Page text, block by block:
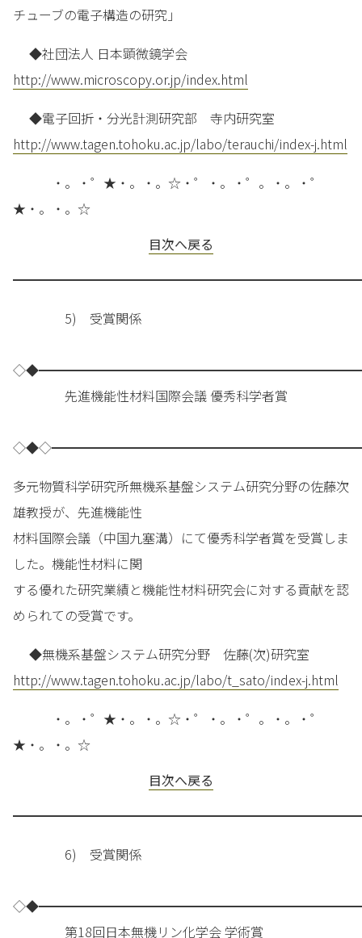
チューブの電子構造の研究」
◆社団法人 日本顕微鏡学会
http://www.microscopy.or.jp/index.html
◆電子回折・分光計測研究部 寺内研究室
http://www.tagen.tohoku.ac.jp/labo/terauchi/index-j.html
・。・゜★・。・。☆・゜・。・゜。・。・゜
★・。・。☆
目次へ戻る
5) 受賞関係
先進機能性材料国際会議 優秀科学者賞
多元物質科学研究所無機系基盤システム研究分野の佐藤次
雄教授が、先進機能性
材料国際会議（中国九塞溝）にて優秀科学者賞を受賞しま
した。機能性材料に関
する優れた研究業績と機能性材料研究会に対する貢献を認
められての受賞です。
◆無機系基盤システム研究分野 佐藤(次)研究室
http://www.tagen.tohoku.ac.jp/labo/t_sato/index-j.html
・。・゜★・。・。☆・゜・。・゜。・。・゜
★・。・。☆
目次へ戻る
6) 受賞関係
第18回日本無機リン化学会 学術賞